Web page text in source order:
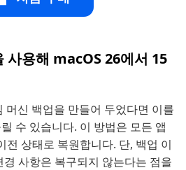
사용해 macOS 26에서 15
신 백업을 만들어 두었다면 이를
수 있습니다. 이 방법은 모든 앱
전 상태로 복원합니다. 단, 백업 이
사항은 복구되지 않는다는 점을